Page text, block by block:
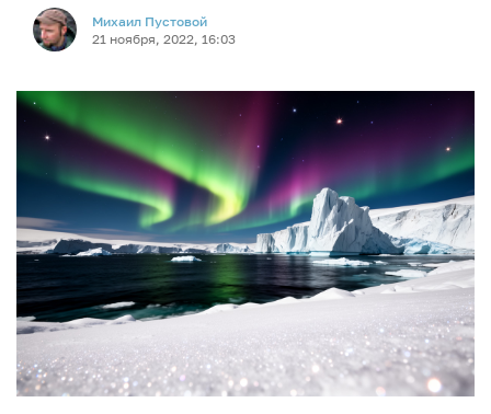
Михаил Пустовой
21 ноября, 2022, 16:03